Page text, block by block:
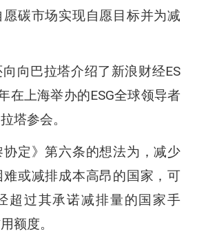
碳市场实现自愿目标并为减
向巴拉塔介绍了新浪财经ES
在上海举办的ESG全球领导者
塔参会。
定》第六条的想法为，减少
或减排成本高昂的国家，可
超过其承诺减排量的国家手
额度。